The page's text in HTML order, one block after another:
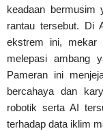
keadaan bermusim
rantau tersebut. Di
ekstrem ini, mekar
melepasi ambang
Pameran ini
bercahaya dan
robotik serta AI
terhadap data iklim